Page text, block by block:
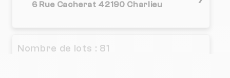
6 Rue Cacherat 42190 Charlieu
Nombre de lots : 81